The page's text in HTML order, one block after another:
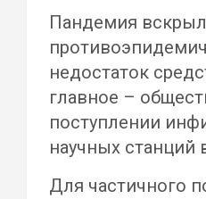
Пандемия
недостаток
главное –
поступлении
научных станций
Для частичного